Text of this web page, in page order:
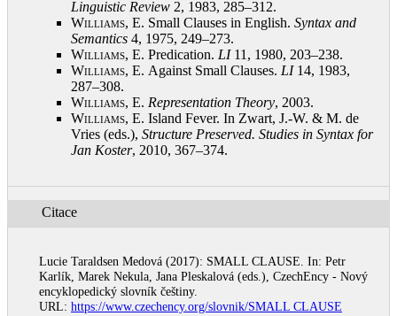
Linguistic Review 2, 1983, 285–312.
Williams, E. Small Clauses in English. Syntax and
Semantics 4, 1975, 249–273.
Williams, E. Predication. LI11, 1980, 203–238.
Williams, E. Against Small Clauses. LI14, 1983,
287–308.
Williams, E. Representation Theory, 2003.
Williams, E. Island Fever. In Zwart, J.-W. & M. de
Vries (eds.), Structure Preserved. Studies in Syntax for
Jan Koster, 2010, 367–374.
Citace
Lucie Taraldsen Medová (2017): SMALL CLAUSE. In: Petr
Karlík, Marek Nekula, Jana Pleskalová (eds.), CzechEncy - Nový
encyklopedický slovník češtiny.
URL: https://www.czechency.org/slovnik/SMALL CLAUSE